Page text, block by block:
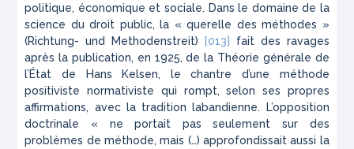
politique, économique et sociale. Dans le domaine de la
science du droit public, la « querelle des méthodes »
(Richtung- und Methodenstreit)[013] fait des ravages
après la publication, en 1925, de la Théorie générale de
l’État de Hans Kelsen, le chantre d’une méthode
positiviste normativiste qui rompt, selon ses propres
affirmations, avec la tradition labandienne. L’opposition
doctrinale « ne portait pas seulement sur des
problèmes de méthode, mais (…) approfondissait aussi la